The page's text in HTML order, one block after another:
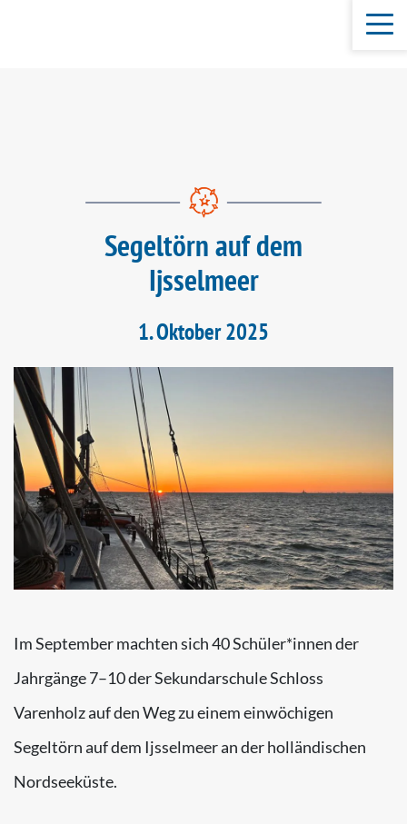
Segeltörn auf dem
Ijsselmeer
1. Oktober 2025
Im September machten sich 40 Schüler*innen der
Jahrgänge 7–10 der Sekundarschule Schloss
Varenholz auf den Weg zu einem einwöchigen
Segeltörn auf dem Ijsselmeer an der holländischen
Nordseeküste.